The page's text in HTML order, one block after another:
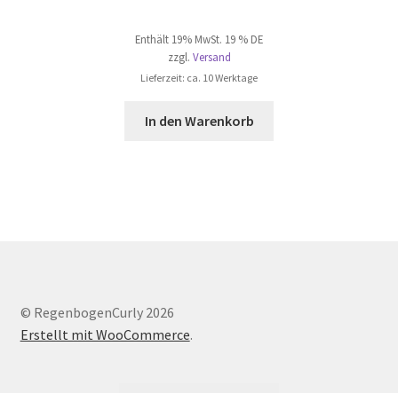
Enthält 19% MwSt. 19 % DE
zzgl. Versand
Lieferzeit: ca. 10 Werktage
In den Warenkorb
© RegenbogenCurly 2026
Erstellt mit WooCommerce.